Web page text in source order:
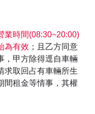
業時間(08:30~20:00)
為有效 ；且乙方同意
，甲方除得逕自車輛
求取回占有車輛所生
間租金等情事，其權